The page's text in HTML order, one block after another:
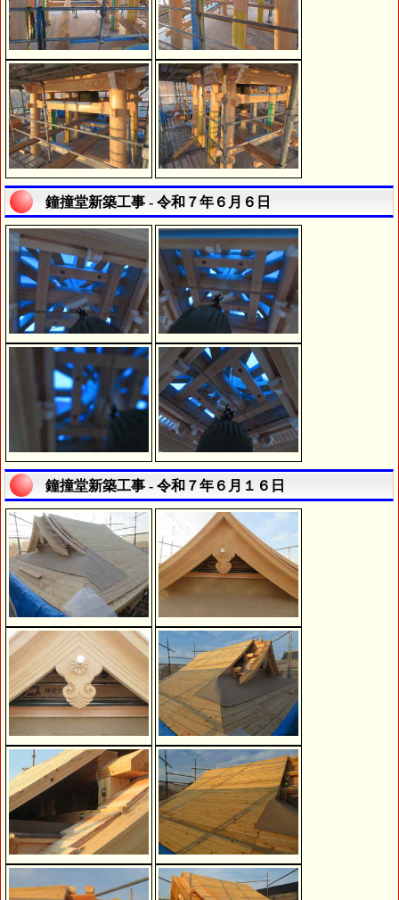
鐘撞堂新築工事 - 令和７年６月６日
鐘撞堂新築工事 - 令和７年６月１６日